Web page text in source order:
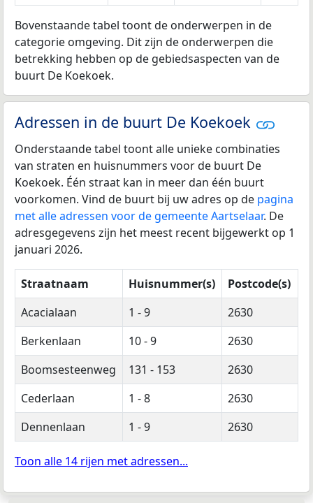
Bovenstaande tabel toont de onderwerpen in de
categorie omgeving. Dit zijn de onderwerpen die
betrekking hebben op de gebiedsaspecten van de
buurt De Koekoek.
Adressen in de buurt De Koekoek
Onderstaande tabel toont alle unieke combinaties
van straten en huisnummers voor de buurt De
Koekoek. Één straat kan in meer dan één buurt
voorkomen. Vind de buurt bij uw adres op de pagina
met alle adressen voor de gemeente Aartselaar. De
adresgegevens zijn het meest recent bijgewerkt op 1
januari 2026.
Straatnaam Huisnummer(s)
Postcode(s)
Acacialaan
1 - 9
2630
Berkenlaan
10 - 9
2630
Boomsesteenweg
131 - 153
2630
Cederlaan
1 - 8
2630
Dennenlaan
1 - 9 2630
Toon alle 14 rijen met adressen...